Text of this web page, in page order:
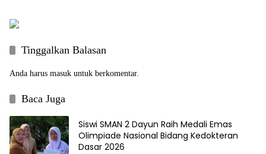
Tinggalkan Balasan
Anda harus masuk untuk berkomentar.
Baca Juga
Siswi SMAN 2 Dayun Raih Medali Emas
Olimpiade Nasional Bidang Kedokteran
Dasar 2026